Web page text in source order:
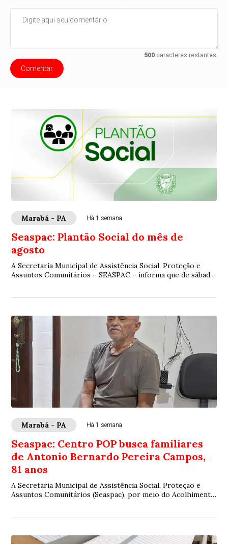
500caracteres restantes.
Comentar
Marabá - PA Há 1 semana
Seaspac: Plantão Social do mês de
agosto
A Secretaria Municipal de Assistência Social, Proteção e
Assuntos Comunitários – SEASPAC – informa que de sábado
Marabá - PA Há 1 semana
Seaspac: Centro POP busca familiares
de Antonio Bernardo Pereira Campos,
81 anos
A Secretaria Municipal de Assistência Social, Proteção e
Assuntos Comunitários (Seaspac), por meio do Acolhimento